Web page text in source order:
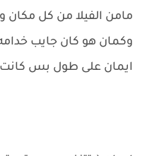
مامن الفيلا من كل مكان
وكمان هو كان جايب
ايمان على طول بس